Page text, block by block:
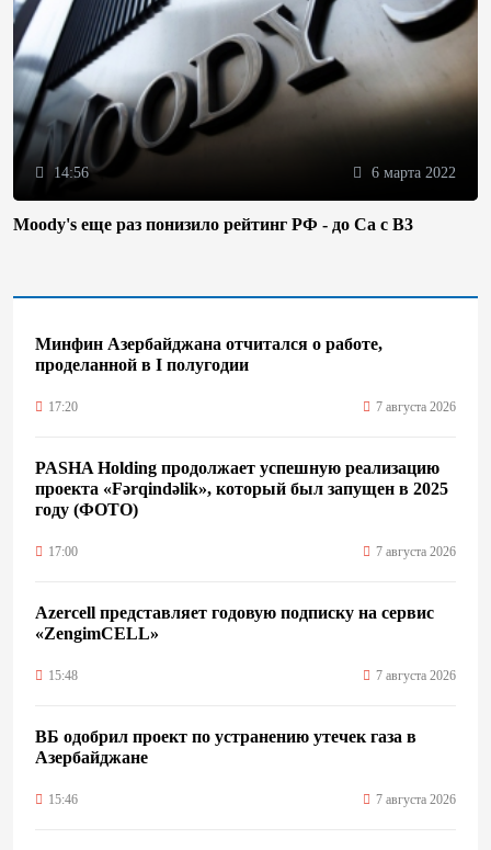
14:56 6 марта 2022
Moody's еще раз понизило рейтинг РФ - до Ca с B3
Минфин Азербайджана отчитался о работе,
проделанной в I полугодии
17:20 7 августа 2026
PASHA Holding продолжает успешную реализацию
проекта «Fərqindəlik», который был запущен в 2025
году (ФОТО)
17:00 7 августа 2026
Azercell представляет годовую подписку на сервис
«ZengimCELL»
15:48 7 августа 2026
ВБ одобрил проект по устранению утечек газа в
Азербайджане
15:46 7 августа 2026